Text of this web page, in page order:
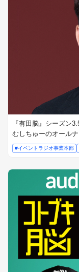
『有田脳』シーズン
むしちゅーのオール
#イベントラジオ事業本部